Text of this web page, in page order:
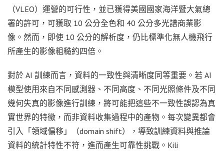
（VLEO）運營的可行性，並已獲得美國國家海洋暨大氣總
署的許可，可獲取 10 公分全色和 40 公分多光譜商業影
像。然而，即使 10 公分的解析度，仍比標準化無人機飛行
所產生的影像粗糙約四倍。
對於 AI 訓練而言，資料的一致性與清晰度同等重要。若 AI
模型使用來自不同感測器、不同高度、不同光照條件及不同
幾何失真的影像進行訓練，將可能把這些不一致性誤認為真
實世界的特徵，而非資料收集過程中的產物。每次變異都會
引入「領域偏移」（domain shift），導致訓練資料與推論
資料的統計特性不符，進而產生可靠性挑戰。Kili